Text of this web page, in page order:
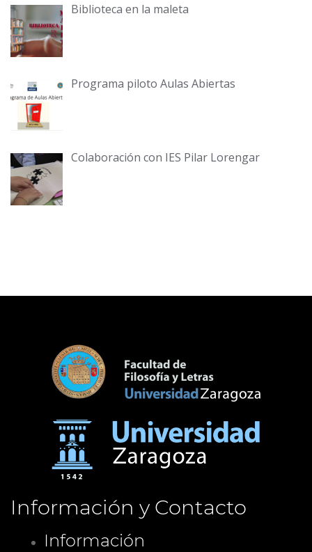
Biblioteca en la maleta
Programa piloto Aulas Abiertas
Colaboración con IES Pilar Lorengar
Información y Contacto
Información